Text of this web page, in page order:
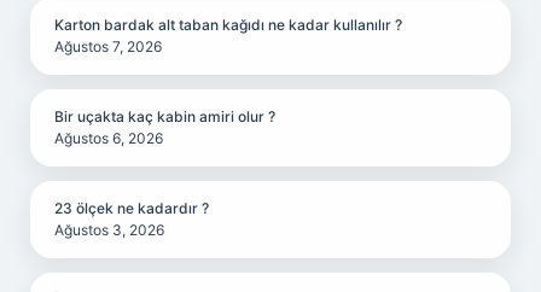
Karton bardak alt taban kağıdı ne kadar kullanılır ?
Ağustos 7, 2026
Bir uçakta kaç kabin amiri olur ?
Ağustos 6, 2026
23 ölçek ne kadardır ?
Ağustos 3, 2026